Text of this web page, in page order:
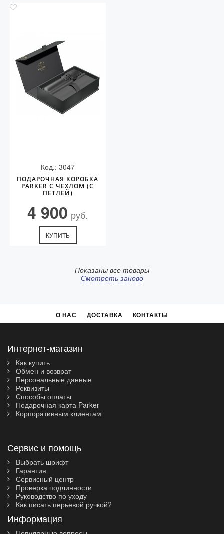
Код.: 3047
ПОДАРОЧНАЯ КОРОБКА
PARKER С ЧЕХЛОМ (С
ПЕТЛЁЙ)
4 900 руб.
КУПИТЬ
Показаны все товары
Смотреть заново
О НАС ДОСТАВКА КОНТАКТЫ
Интернет-магазин
Как купить
Обмен и возврат
Персональные данные
Реквизиты
Способы оплаты
Подарочная карта Parker
Корпоративным клиентам
Сервис и помощь
Выбрать шрифт
Гарантия
Сервисный центр
Проверка подлинности
Руководство по уходу
Как писать перьевой ручкой?
Информация